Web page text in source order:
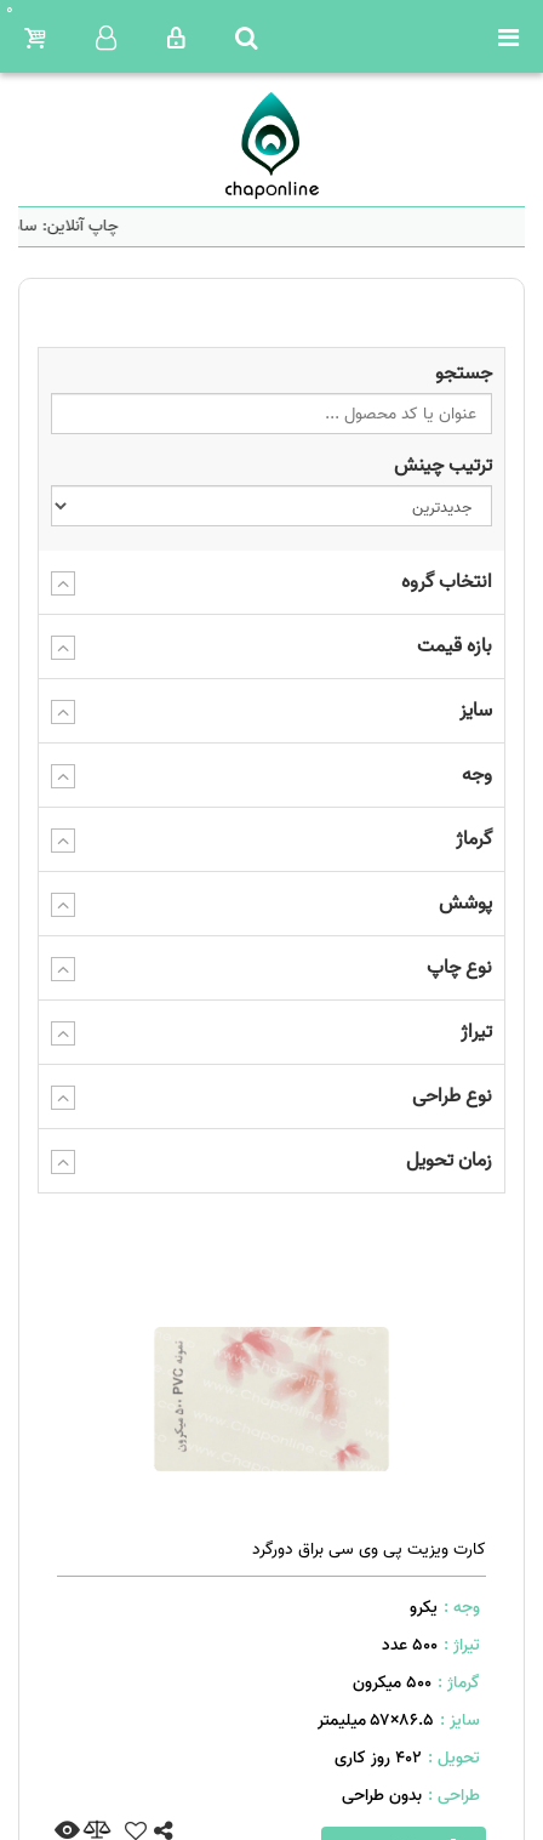
0
چاپ آنلاین:
جستجو
ترتیب چینش
انتخاب گروه
بازه قیمت
سایز
وجه
گرماژ
پوشش
نوع چاپ
تیراژ
نوع طراحی
زمان تحویل
کارت ویزیت پی وی سی براق دورگرد
وجه : یکرو
تیراژ : 500 عدد
گرماژ : ۵۰۰ میکرون
سایز : ۸۶.۵×۵۷ میلیمتر
تحویل : 402 روز کاری
طراحی : بدون طراحی